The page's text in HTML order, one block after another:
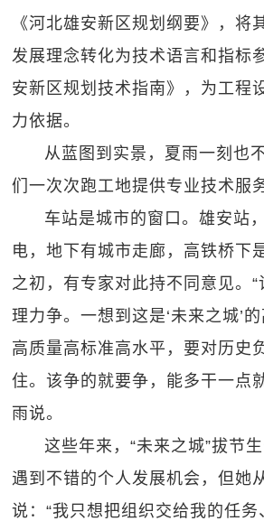
《河北雄安新区规划纲要》，将
发展理念转化为技术语言和指标
安新区规划技术指南》，为工程
力依据。
从蓝图到实景，夏雨一刻也
们一次次跑工地提供专业技术服
车站是城市的窗口。雄安站
电，地下有城市走廊，高铁桥下
之初，有专家对此持不同意见。
理力争。一想到这是‘未来之城’
高质量高标准高水平，要对历史
住。该争的就要争，能多干一点
雨说。
这些年来，“未来之城”拔节
遇到不错的个人发展机会，但她
说：“我只想把组织交给我的任